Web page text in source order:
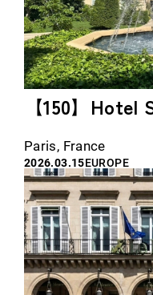
【150】
Paris, France
2026.03.15EUROPE